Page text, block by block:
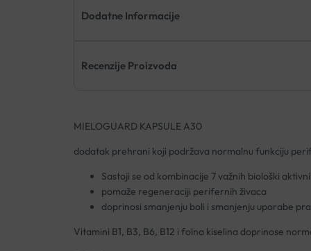
Dodatne Informacije
Recenzije Proizvoda
MIELOGUARD KAPSULE A30
dodatak prehrani koji podržava normalnu funkciju
Sastoji se od kombinacije 7 važnih biološki
pomaže regeneraciji perifernih živaca
doprinosi smanjenju boli i smanjenju uporabe
Vitamini B1, B3, B6, B12 i folna kiselina doprinose